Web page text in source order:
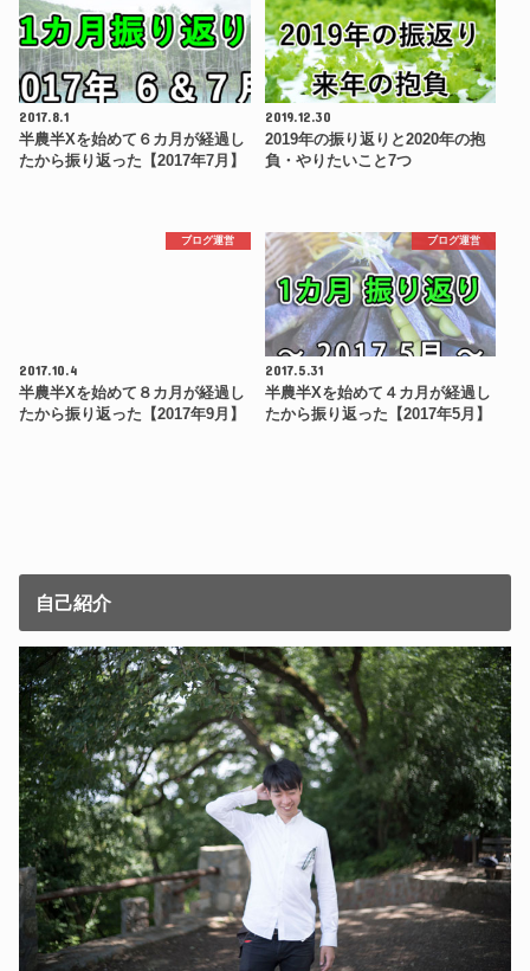
2017.8.1
半農半Xを始めて６カ月が経過し
たから振り返った【2017年7月】
2019.12.30
2019年の振り返りと2020年の抱
負・やりたいこと7つ
ブログ運営
2017.10.4
半農半Xを始めて８カ月が経過し
たから振り返った【2017年9月】
ブログ運営
2017.5.31
半農半Xを始めて４カ月が経過し
たから振り返った【2017年5月】
自己紹介